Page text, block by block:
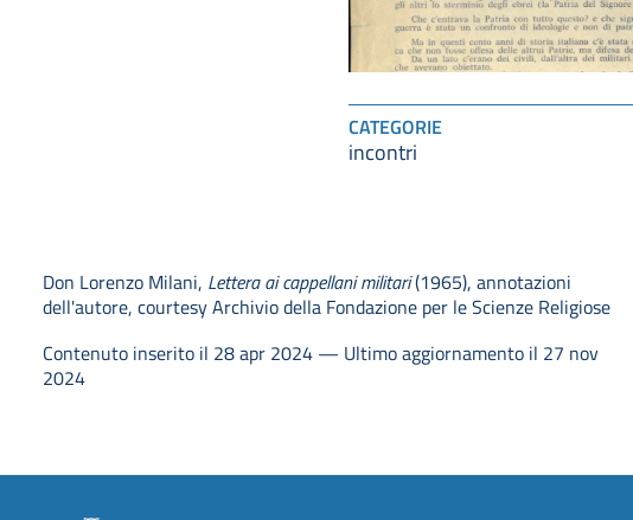
CATEGORIE
incontri
Don Lorenzo Milani, Lettera ai cappellani militari(1965), annotazioni
dell'autore, courtesy Archivio della Fondazione per le Scienze Religiose
Contenuto inserito il 28 apr 2024 — Ultimo aggiornamento il 27 nov
2024